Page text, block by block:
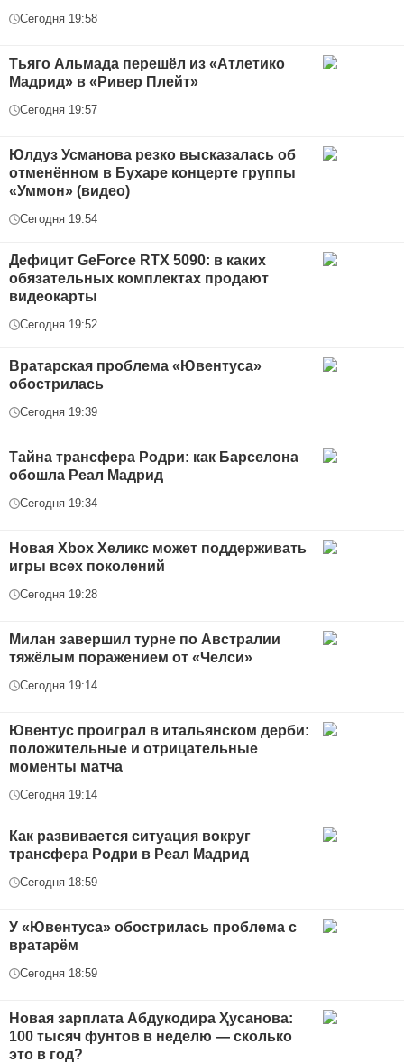
Сегодня 19:58
Тьяго Альмада перешёл из «Атлетико
Мадрид» в «Ривер Плейт»
Сегодня 19:57
Юлдуз Усманова резко высказалась об
отменённом в Бухаре концерте группы
«Уммон» (видео)
Сегодня 19:54
Дефицит GeForce RTX 5090: в каких
обязательных комплектах продают
видеокарты
Сегодня 19:52
Вратарская проблема «Ювентуса»
обострилась
Сегодня 19:39
Тайна трансфера Родри: как Барселона
обошла Реал Мадрид
Сегодня 19:34
Новая Xbox Хеликс может поддерживать
игры всех поколений
Сегодня 19:28
Милан завершил турне по Австралии
тяжёлым поражением от «Челси»
Сегодня 19:14
Ювентус проиграл в итальянском дерби:
положительные и отрицательные
моменты матча
Сегодня 19:14
Как развивается ситуация вокруг
трансфера Родри в Реал Мадрид
Сегодня 18:59
У «Ювентуса» обострилась проблема с
вратарём
Сегодня 18:59
Новая зарплата Абдукодира Ҳусанова:
100 тысяч фунтов в неделю — сколько
это в год?